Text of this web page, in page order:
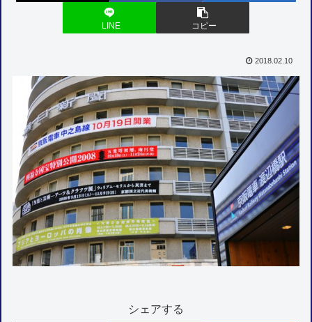
LINE コピー
2018.02.10
シェアする